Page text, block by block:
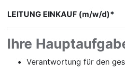
LEITUNG EINKAUF (m/w/d)*
Ihre
Verantwortung für den